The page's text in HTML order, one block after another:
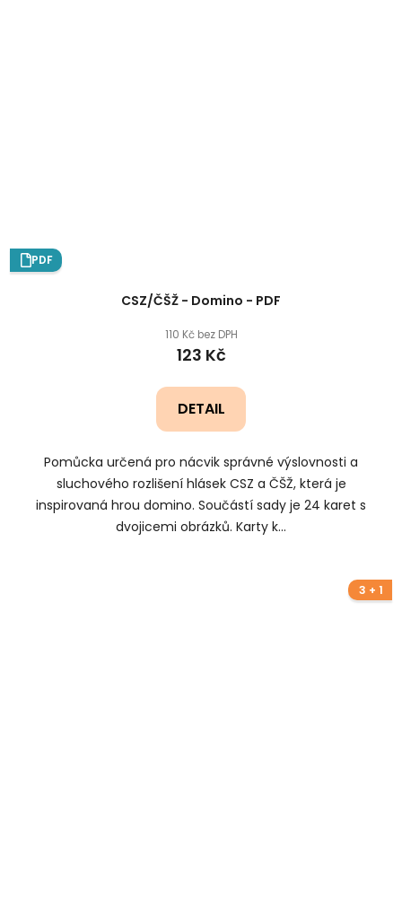
PDF
CSZ/ČŠŽ - Domino - PDF
110 Kč bez DPH
123 Kč
DETAIL
Pomůcka určená pro nácvik správné výslovnosti a
sluchového rozlišení hlásek CSZ a ČŠŽ, která je
inspirovaná hrou domino. Součástí sady je 24 karet s
dvojicemi obrázků. Karty k...
3 + 1